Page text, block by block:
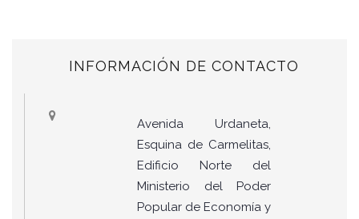
INFORMACIÓN DE CONTACTO
Avenida Urdaneta,
Esquina de Carmelitas,
Edificio Norte del
Ministerio del Poder
Popular de Economía y